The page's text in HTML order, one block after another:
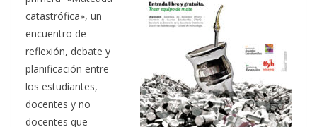
catastrófica», un
encuentro de
reflexión, debate y
planificación entre
los estudiantes,
docentes y no
docentes que